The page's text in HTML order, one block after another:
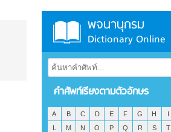
พจนานุกรม
Dictionary Online
คำศัพท์เรียงตามตัวอักษร
A B C D E F G H I
L
M N O P Q R S T